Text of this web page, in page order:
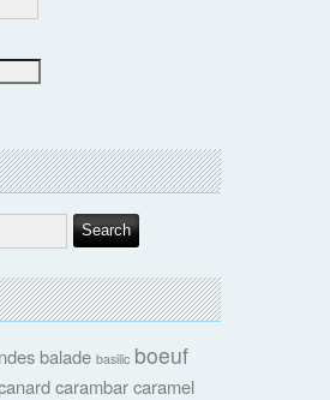
balade basilic boeuf
carambar caramel